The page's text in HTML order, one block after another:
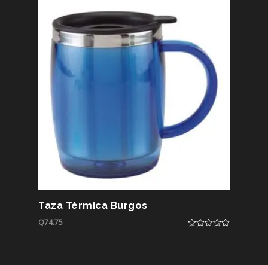
Taza Térmica Burgos
Q74.75